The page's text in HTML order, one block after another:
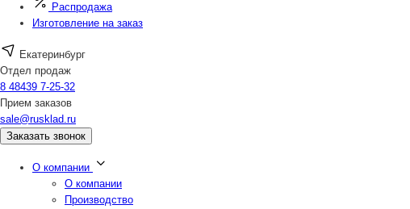
Распродажа
Изготовление на заказ
Екатеринбург
Отдел продаж
8 48439 7-25-32
Прием заказов
sale@rusklad.ru
Заказать звонок
О компании
О компании
Производство